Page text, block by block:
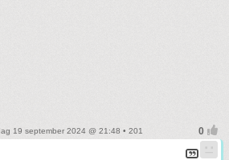
19 september 2024 @ 21:48 • 201